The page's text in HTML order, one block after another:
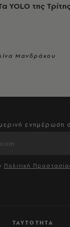
YOLO της
Μανδράκου
ΤΑΥΤΟΤΗΤΑ
ενημέρωση
Πολιτική